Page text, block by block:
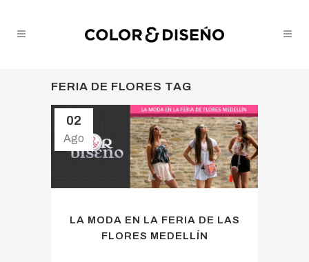
FERIA DE FLORES TAG
02
Ago
LA MODA EN LA FERIA DE LAS
FLORES MEDELLÍN